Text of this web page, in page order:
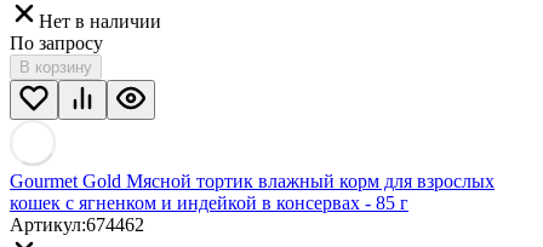
Нет в наличии
По запросу
В корзину
Gourmet Gold Мясной тортик влажный корм для взрослых
кошек с ягненком и индейкой в консервах - 85 г
Артикул:674462